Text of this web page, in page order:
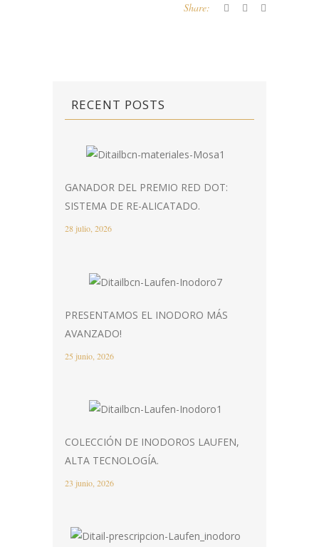
Share:
RECENT POSTS
GANADOR DEL PREMIO RED DOT:
SISTEMA DE RE-ALICATADO.
28 julio, 2026
PRESENTAMOS EL INODORO MÁS
AVANZADO!
25 junio, 2026
COLECCIÓN DE INODOROS LAUFEN,
ALTA TECNOLOGÍA.
23 junio, 2026